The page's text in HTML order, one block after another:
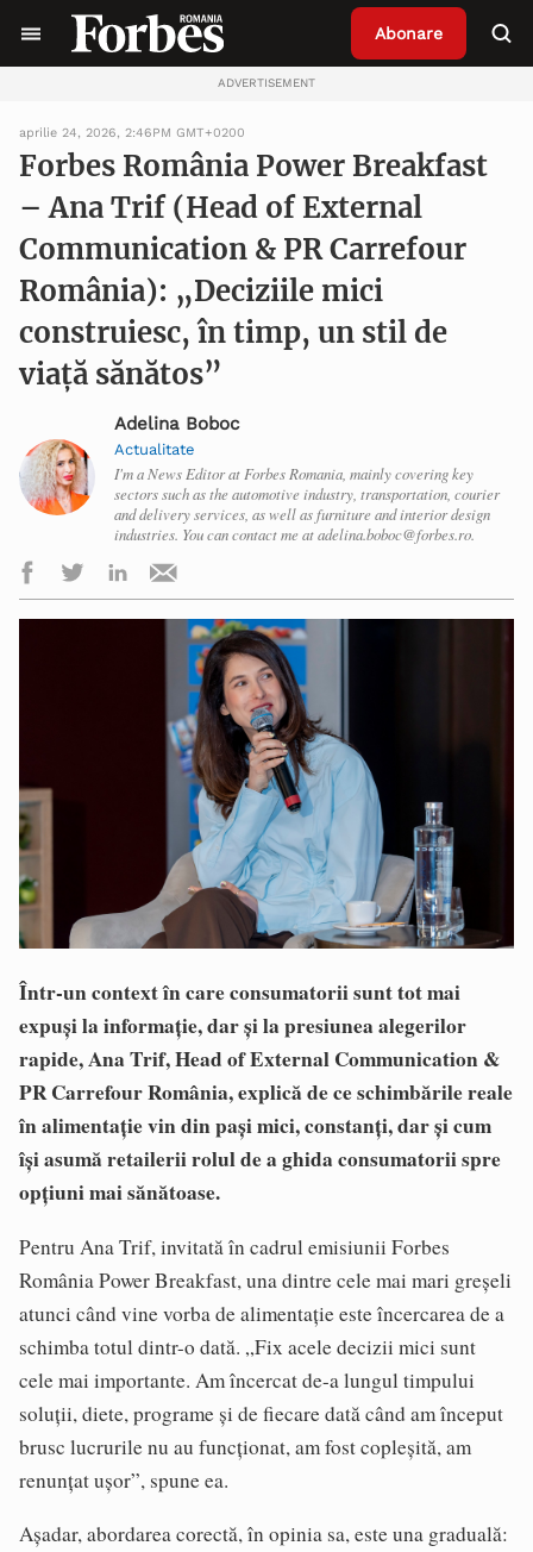
Abonare
ADVERTISEMENT
aprilie 24, 2026, 2:46PM GMT+0200
Forbes România Power Breakfast
– Ana Trif (Head of External
Communication & PR Carrefour
România): „Deciziile mici
construiesc, în timp, un stil de
viață sănătos”
Adelina Boboc
Actualitate
I'm a News Editor at Forbes Romania, mainly covering key
sectors such as the automotive industry, transportation, courier
and delivery services, as well as furniture and interior design
industries. You can contact me at adelina.boboc@forbes.ro.
Într-un context în care consumatorii sunt tot mai
expuși la informație, dar și la presiunea alegerilor
rapide, Ana Trif, Head of External Communication &
PR Carrefour România, explică de ce schimbările reale
în alimentație vin din pași mici, constanți, dar și cum
își asumă retailerii rolul de a ghida consumatorii spre
opțiuni mai sănătoase.
Pentru Ana Trif, invitată în cadrul emisiunii Forbes
România Power Breakfast, una dintre cele mai mari greșeli
atunci când vine vorba de alimentație este încercarea de a
schimba totul dintr-o dată. „Fix acele decizii mici sunt
cele mai importante. Am încercat de-a lungul timpului
soluții, diete, programe și de fiecare dată când am început
brusc lucrurile nu au funcționat, am fost copleșită, am
renunțat ușor”, spune ea.
Așadar, abordarea corectă, în opinia sa, este una graduală: